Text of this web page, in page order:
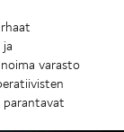
varasto